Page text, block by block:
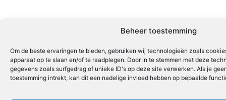
Beheer toestemming
Om de beste ervaringen te bieden, gebruiken wij technologieën zoals
apparaat op te slaan en/of te raadplegen. Door in te stemmen met deze
gegevens zoals surfgedrag of unieke ID's op deze site verwerken. Als je
toestemming intrekt, kan dit een nadelige invloed hebben op bepaalde